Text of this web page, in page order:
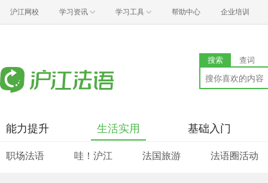
沪江网校 学习资讯 学习工具 帮助中心 企业培训
搜索 查词
能力提升 生活实用
职场法语 哇！沪江 法国旅游 法语圈活动
基础入门